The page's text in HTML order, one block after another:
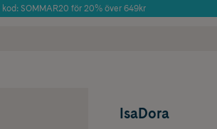
SOMMAR20 för 20% över 649kr
IsaDora